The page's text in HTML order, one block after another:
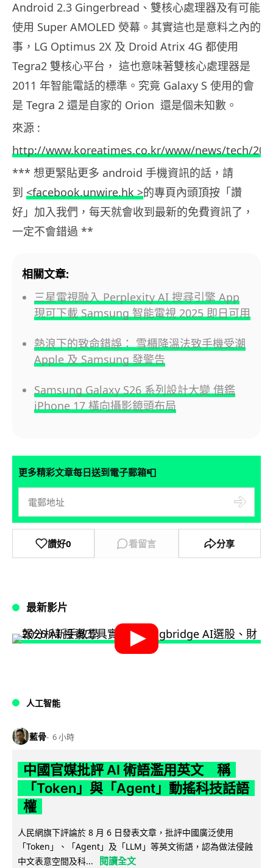
Android 2.3 Gingerbread、雙核心處理器及有可能
使用 Super AMOLED 熒幕。其實這也是意料之內的
事，LG Optimus 2X 及 Droid Atrix 4G 都使用
Tegra2 雙核心平台， 這也意味著雙核心處理器是
2011 年智能電話的標準。究竟 Galaxy S 使用的會
是 Tegra 2 還是自家的 Orion 還是個未知數。
來源 :
http://www.koreatimes.co.kr/www/news/tech/
*** 想更緊貼更多 android 手機資訊的話，請
到 <facebook.unwire.hk >的專頁內頭頂按「讚
好」加入我們，每天就會收到最新的免費資訊了，
一定不會錯過 **
相關文章:
三星電視融入 Perplexity AI 搜尋引擎 App
現可下載 Samsung 智能電視 2025 即日可用
熱浪下的致命錯誤： 雪櫃降溫法致手機受潮
Apple 及 Samsung 發警告
Samsung Galaxy S26 系列設計大變 借鑑
iPhone 17 橫向攝影鏡頭布局
更多精彩文章每日送到電子郵箱📮
讚好0 看留言 分享
最新影片
人工智能
藍骨 6 小時
中國官媒批評 AI 術語濫用英文 稱
「Token」與「Agent」動搖科技話語
權
人民網旗下評論於 8 月 6 日發表文章，批評中國廣泛使用
「Token」、「Agent」及「LLM」等英文術語，認為做法侵蝕
中文表意空間及科...
閱讀全文